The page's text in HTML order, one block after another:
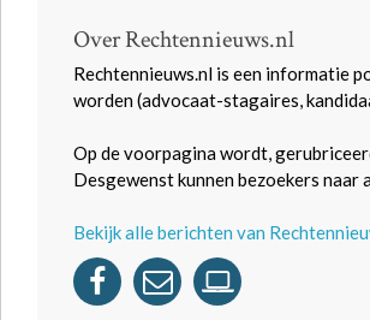
Over Rechtennieuws.nl
Rechtennieuws.nl is een informatie
worden (advocaat-stagaires,
Op de voorpagina wordt,
Desgewenst kunnen bezoekers
Bekijk alle berichten van